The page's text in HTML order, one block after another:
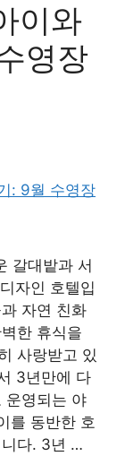
이와
영장
갈대밭과 서
자인 호텔입
자연 친화
한 휴식을
사랑받고 있
3년만에 다
운영되는 야
를 동반한 호
니다. 3년 …